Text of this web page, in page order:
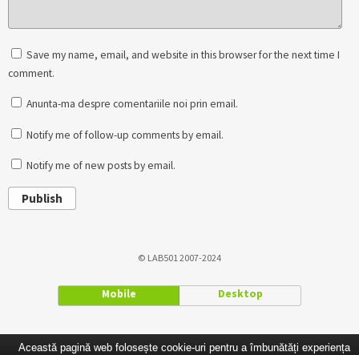
Save my name, email, and website in this browser for the next time I
comment.
Anunta-ma despre comentariile noi prin email.
Notify me of follow-up comments by email.
Notify me of new posts by email.
Publish
© LAB501 2007-2024
Mobile Desktop
Această pagină web folosește cookie-uri pentru a îmbunătăți experiența